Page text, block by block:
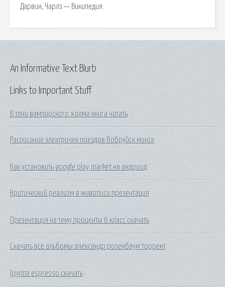
Дарвин, Чарлз — Википедия.
Links to Important Stuff
В тени вампирского холма книга читать
Расписание электричек поездов бобруйск минск
Как установить google play market на андроид
Критический реализм в живописи презентация
Презентация на тему проценты 6 класс скачать
Скачать все альбомы александр розенбаум торрент
Группа espresso скачать
An Informative Text Blurb